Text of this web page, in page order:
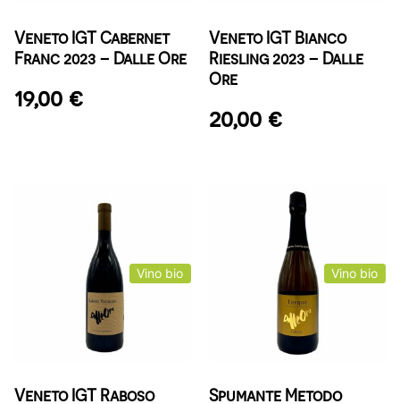
Veneto IGT Cabernet
Franc 2023 – Dalle Ore
19,00 €
Veneto IGT Bianco
Riesling 2023 – Dalle
Ore
20,00 €
Vino bio
Veneto IGT Raboso
Vino bio
Spumante Metodo